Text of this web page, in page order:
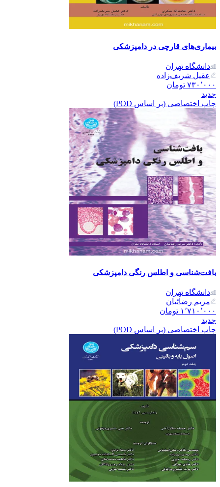
بیماری‌های قارچی در دامپزشکی
دانشگاه تهران
عقیل شریف‌زاده
۷۳۰٬۰۰۰ تومان
جدید
چاپ اختصاصی (بر اساس POD)
بافت‌شناسی و اطلس رنگی دامپزشکی
دانشگاه تهران
مریم رضائیان
۱٬۷۱۰٬۰۰۰ تومان
جدید
چاپ اختصاصی (بر اساس POD)